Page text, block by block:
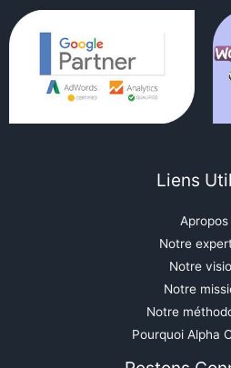
Liens
Apropos
Notre
Notre
Notre
Notre
Pourquoi Alpha